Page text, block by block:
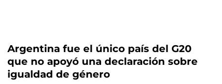
Argentina fue el único país del G20
que no apoyó una declaración sobre
igualdad de género